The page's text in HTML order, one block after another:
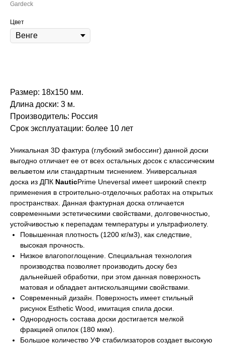
Gardeck
Цвет
Размер: 18х150 мм.
Длина доски: 3 м.
Производитель: Россия
Срок эксплуатации: более 10 лет
Уникальная 3D фактура (глубокий эмбоссинг) данной доски
выгодно отличает ее от всех остальных досок с классическим
вельветом или стандартным тиснением. Универсальная
доска из ДПК NauticPrime Uneversal имеет широкий спектр
применения в строительно-отделочных работах на открытых
пространствах. Данная фактурная доска отличается
современными эстетическими свойствами, долговечностью,
устойчивостью к перепадам температуры и ультрафиолету.
Повышенная плотность (1200 кг/м3), как следствие,
высокая прочность.
Низкое влагопоглощение. Специальная технология
производства позволяет производить доску без
дальнейшей обработки, при этом данная поверхность
матовая и обладает антискользящими свойствами.
Современный дизайн. Поверхность имеет стильный
рисунок Esthetic Wood, имитация спила доски.
Однородность состава доски достигается мелкой
фракцией опилок (180 мкм).
Большое количество УФ стабилизаторов создает высокую